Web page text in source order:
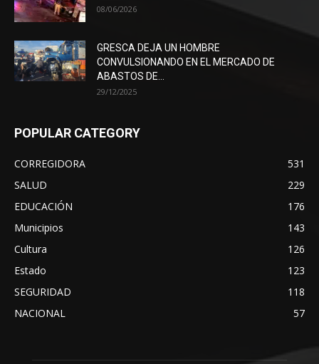
08/06/2026
GRESCA DEJA UN HOMBRE
CONVULSIONANDO EN EL MERCADO DE
ABASTOS DE...
29/12/2025
POPULAR CATEGORY
CORREGIDORA
531
SALUD
229
EDUCACIÓN
176
Municipios
143
Cultura
126
Estado
123
SEGURIDAD
118
NACIONAL
57